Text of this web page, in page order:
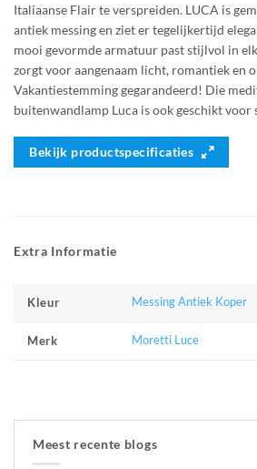
Italiaanse Flair te verspreiden. LUCA is
antiek messing en ziet er tegelijkertijd
mooi gevormde armatuur past stijlvol in
zorgt voor aangenaam licht, romantiek en
Vakantiestemming gegarandeerd! Die
buitenwandlamp Luca is ook geschikt voor
Bekijk productspecificaties
Extra Informatie
Kleur Messing Antiek Koper
Merk Moretti Luce
Meest recente blogs